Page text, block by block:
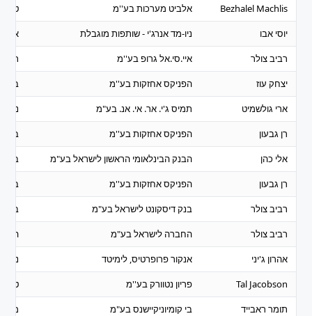
Bezhalel Machlis
אלביט מערכות בע''מ
יוסי אבו
ניו-מד אנרג'י - שותפות מוגבלת
רביב צולר
איי.סי.אל גרופ בע''מ
יצחק עוז
הפניקס אחזקות בע''מ
ארי גולשמיט
תמיס ג'י. אר. אי. אנ. בע"מ
רן גבעון
הפניקס אחזקות בע''מ
אלי כהן
הבנק הבינלאומי הראשון לישראל בע"מ
רן גבעון
הפניקס אחזקות בע''מ
רביב צולר
בנק דיסקונט לישראל בע"מ
רביב צולר
החברה לישראל בע"מ
אהרון ג'יני
אנקור פרופרטיס, לימיטד
Tal Jacobson
פריון נטוורק בע''מ
תומר ראבייד
בי קומיוניקיישנס בע"מ